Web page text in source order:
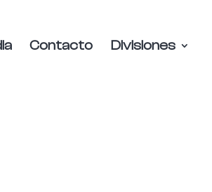
Contacto Divisiones